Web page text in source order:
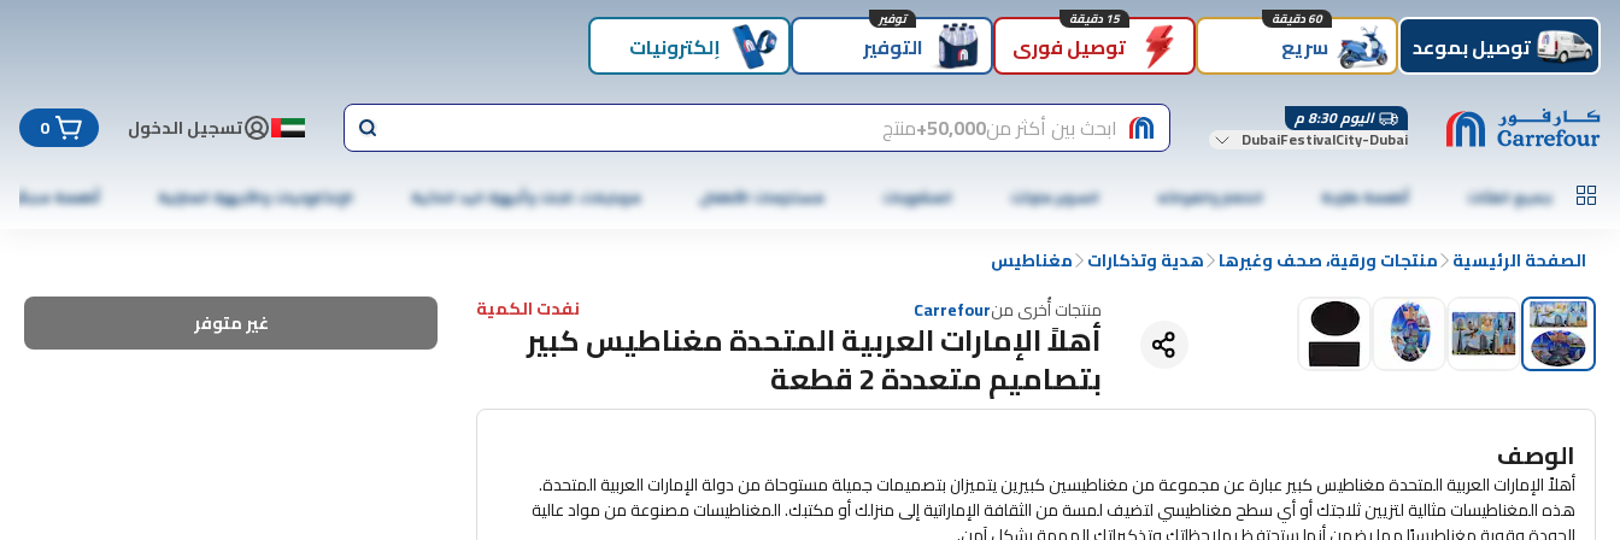
توصيل بموعد سريع
60 دقيقة
توصيل فوري
15 دقيقة
التوفير
توفير
إلكترونيات
اليوم 8:30 م
DubaiFestivalCity-Dubai ابحث بين أكثر من50,000+ منتج تسجيل الدخول 0
جميع الفئات أطعمة طازجة الخضار والفواكه السوبر ماركت المشروبات مستلزمات الأطفال موبايلات، تابلت وأجهزة اليد الذكية الإلكترونيات والأجهزة المنزلية أطعمة مجمّدة
الصفحة الرئيسية منتجات ورقية، صحف وغيرها هدية وتذكارات مغناطيس
منتجات أُخرى منCarrefour نفدت الكمية
أهلاً الإمارات العربية المتحدة مغناطيس كبير
بتصاميم متعددة 2 قطعة
غير متوفر
الوصف
أهلاً الإمارات العربية المتحدة مغناطيس كبير عبارة عن مجموعة من مغناطيسين كبيرين يتميزان بتصميمات جميلة مستوحاة من دولة الإمارات العربية المتحدة.
هذه المغناطيسات مثالية لتزيين ثلاجتك أو أي سطح مغناطيسي لتضيف لمسة من الثقافة الإماراتية إلى منزلك أو مكتبك. المغناطيسات مصنوعة من مواد عالية